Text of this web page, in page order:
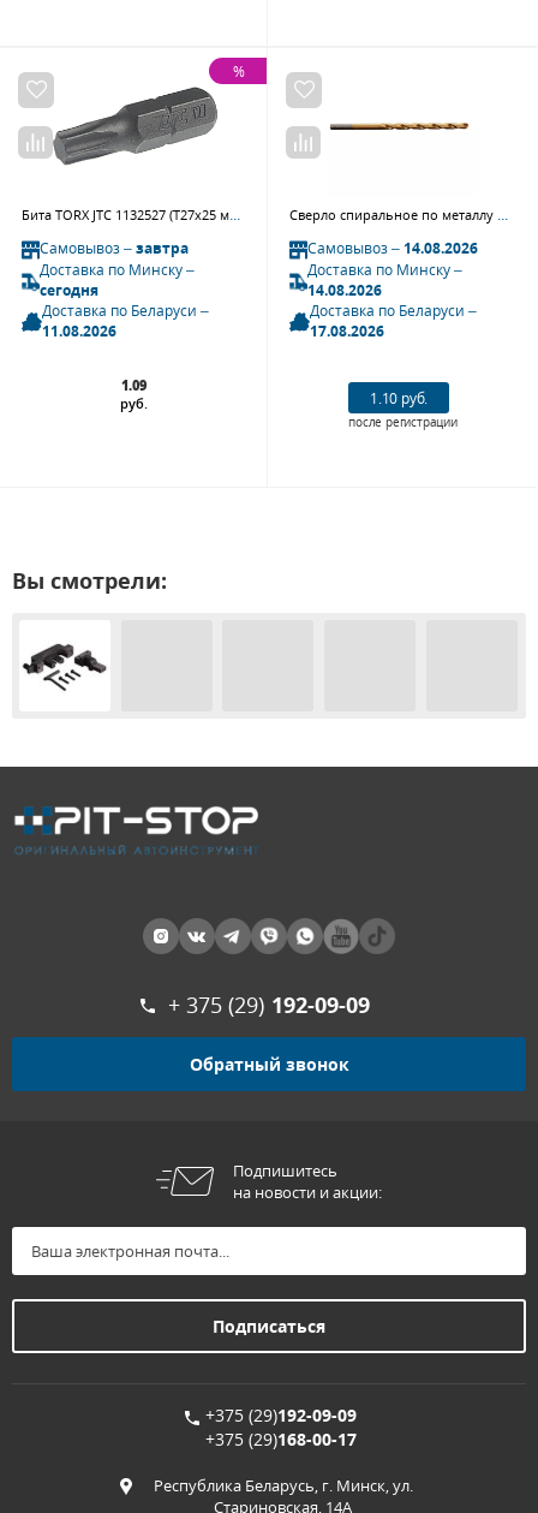
%
Самовывоз –завтра
Доставка по Минску –
сегодня
Доставка по Беларуси –
11.08.2026
1.09
руб.
Самовывоз –14.08.2026
Доставка по Минску –
14.08.2026
Доставка по Беларуси –
17.08.2026
1.10 руб.
после регистрации
Вы смотрели:
+ 375 (29) 192-09-09
Обратный звонок
Подпишитесь
на новости и акции:
+375 (29)192-09-09
+375 (29)168-00-17
Республика Беларусь, г. Минск, ул.
Стариновская, 14А